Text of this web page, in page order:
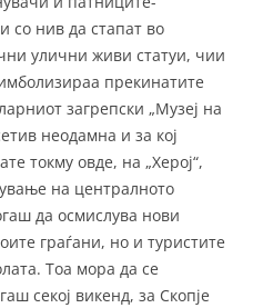
со нив да стапат во
улични живи статуи, чии
прекинатите
загрепски „Музеј на
неодамна и за кој
токму овде, на „Херој“,
на централното
да осмислува нови
граѓани, но и туристите
Тоа мора да се
секој викенд, за Скопје